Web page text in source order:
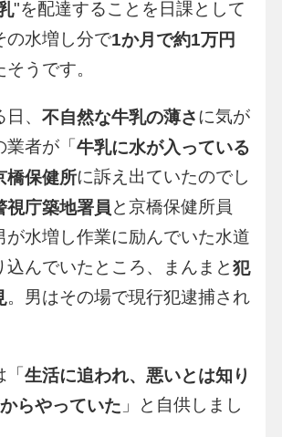
"を配達することを日課として
の水増し分で1か月で約1万円
うです。
、 不自然な牛乳の薄さに気が
者が「 牛乳に水が入っている
橋保健所に訴え出ていたのでし
視庁築地署員 と京橋保健所員
が水増し作業に励んでいた水道
込んでいたところ、まんまと犯
。男はその場で現行犯逮捕され
生活に追われ、悪いとは知り
らやっていた 」と自供しまし